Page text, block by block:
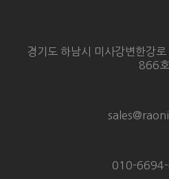
경기도 하남시 미사강변한강
866호
010-